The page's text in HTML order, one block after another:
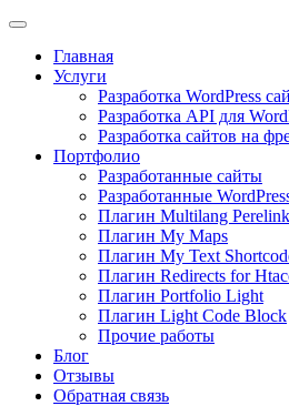
Главная
Услуги
Разработка WordPress
Разработка API для
Разработка сайтов на
Портфолио
Разработанные сайты
Разработанные
Плагин Multilang Perelink
Плагин My Maps
Плагин My Text
Плагин Redirects for
Плагин Portfolio Light
Плагин Light Code Block
Прочие работы
Блог
Отзывы
Обратная связь